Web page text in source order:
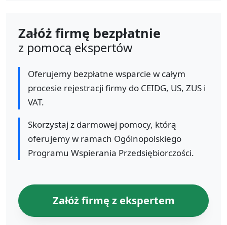
Załóż firmę bezpłatnie
z pomocą ekspertów
Oferujemy bezpłatne wsparcie w całym
procesie rejestracji firmy do CEIDG, US, ZUS i
VAT.
Skorzystaj z darmowej pomocy, którą
oferujemy w ramach Ogólnopolskiego
Programu Wspierania Przedsiębiorczości.
Załóż firmę z ekspertem